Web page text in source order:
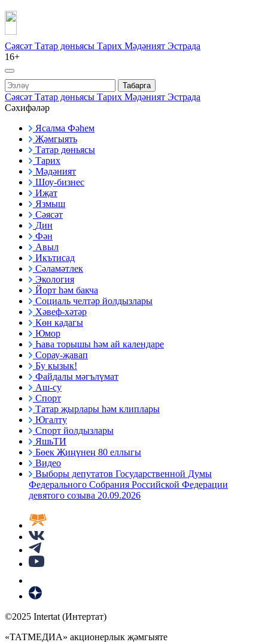
Сәясәт Татар дөньясы Тарих Мәдәният Эстрада
16+
Табарга
Сәясәт Татар дөньясы Тарих Мәдәният Эстрада
Сәхифәләр
Ясалма Фәһем
Җәмгыять
Татар дөньясы
Тарих
Мәдәният
Шоу-бизнес
Иҗат
Язмыш
Сәясәт
Дин
Фән
Авыл
Икътисад
Сәламәтлек
Экология
Йорт һәм бакча
Социаль челтәр йолдызлары
Хәвеф-хәтәр
Көн кадагы
Юмор
Һава торышы һәм ай календаре
Сорау-җавап
Бу кызык!
Файдалы мәгълүмат
Аш-су
Спорт
Татар җырлары һәм клиплары
Югалту
Спорт йолдызлары
ЯшьТИ
Бөек Җиңүнең 80 еллыгы
Видео
Выборы депутатов Государственной Думы
Федерального Собрания Российской Федерации
девятого созыва 20.09.2026
©2025 Intertat (Интертат)
«ТАТМЕДИА» акционерлык җәмгыяте